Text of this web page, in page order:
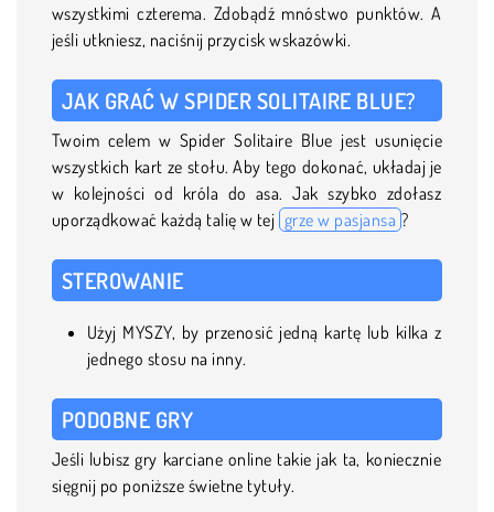
wszystkimi czterema. Zdobądź mnóstwo punktów. A
jeśli utkniesz, naciśnij przycisk wskazówki.
JAK GRAĆ W SPIDER SOLITAIRE BLUE?
Twoim celem w Spider Solitaire Blue jest usunięcie
wszystkich kart ze stołu. Aby tego dokonać, układaj je
w kolejności od króla do asa. Jak szybko zdołasz
uporządkować każdą talię w tej grze w pasjansa ?
STEROWANIE
Użyj MYSZY, by przenosić jedną kartę lub kilka z
jednego stosu na inny.
PODOBNE GRY
Jeśli lubisz gry karciane online takie jak ta, koniecznie
sięgnij po poniższe świetne tytuły.